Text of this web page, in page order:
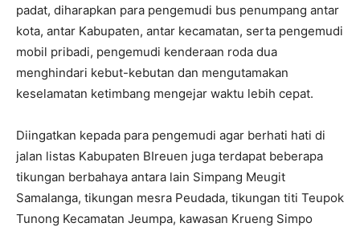
padat, diharapkan para pengemudi bus penumpang antar
kota, antar Kabupaten, antar kecamatan, serta pengemudi
mobil pribadi, pengemudi kenderaan roda dua
menghindari kebut-kebutan dan mengutamakan
keselamatan ketimbang mengejar waktu lebih cepat.
Diingatkan kepada para pengemudi agar berhati hati di
jalan listas Kabupaten BIreuen juga terdapat beberapa
tikungan berbahaya antara lain Simpang Meugit
Samalanga, tikungan mesra Peudada, tikungan titi Teupok
Tunong Kecamatan Jeumpa, kawasan Krueng Simpo